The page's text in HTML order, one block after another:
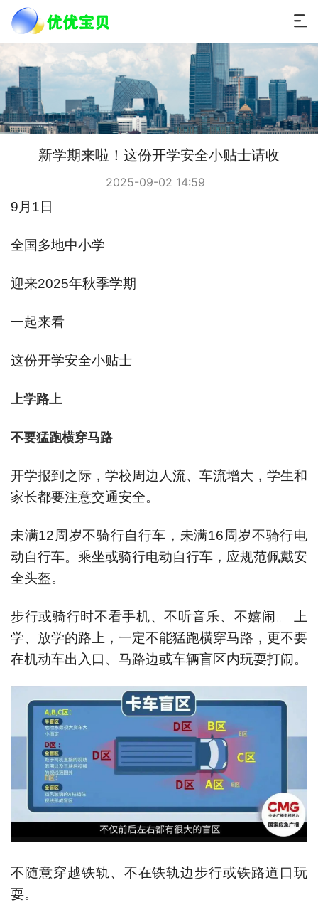
新学期来啦！这份开学安全小贴士请收
2025-09-02 14:59
9月1日
全国多地中小学
迎来2025年秋季学期
一起来看
这份开学安全小贴士
上学路上
不要猛跑横穿马路
开学报到之际，学校周边人流、车流增大，学生和
家长都要注意交通安全。
未满12周岁不骑行自行车，未满16周岁不骑行电
动自行车。乘坐或骑行电动自行车，应规范佩戴安
全头盔。
步行或骑行时不看手机、不听音乐、不嬉闹。 上
学、放学的路上，一定不能猛跑横穿马路，更不要
在机动车出入口、马路边或车辆盲区内玩耍打闹。
不随意穿越铁轨、不在铁轨边步行或铁路道口玩
耍。